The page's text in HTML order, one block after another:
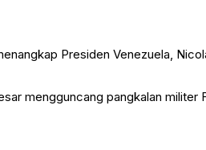
Presiden Venezuela,
mengguncang pangkalan